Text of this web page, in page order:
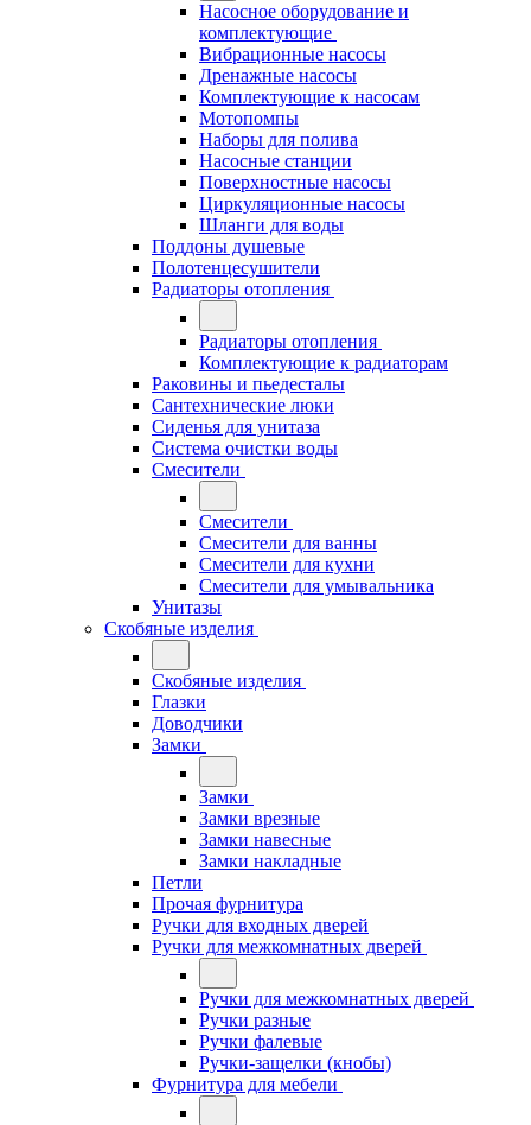
Насосное оборудование и
комплектующие
Вибрационные насосы
Дренажные насосы
Комплектующие к насосам
Мотопомпы
Наборы для полива
Насосные станции
Поверхностные насосы
Циркуляционные насосы
Шланги для воды
Поддоны душевые
Полотенцесушители
Радиаторы отопления
Радиаторы отопления
Комплектующие к радиаторам
Раковины и пьедесталы
Сантехнические люки
Сиденья для унитаза
Система очистки воды
Смесители
Смесители
Смесители для ванны
Смесители для кухни
Смесители для умывальника
Унитазы
Скобяные изделия
Скобяные изделия
Глазки
Доводчики
Замки
Замки
Замки врезные
Замки навесные
Замки накладные
Петли
Прочая фурнитура
Ручки для входных дверей
Ручки для межкомнатных дверей
Ручки для межкомнатных дверей
Ручки разные
Ручки фалевые
Ручки-защелки (кнобы)
Фурнитура для мебели